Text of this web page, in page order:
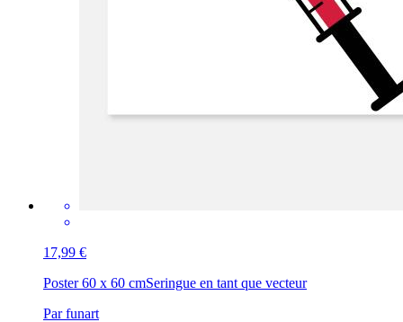
17,99 €
Poster 60 x 60 cmSeringue en tant que vecteur
Par funart